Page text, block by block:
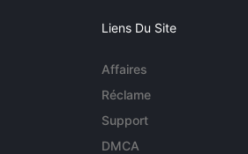
Liens Du Site
Affaires
Réclame
Support
DMCA